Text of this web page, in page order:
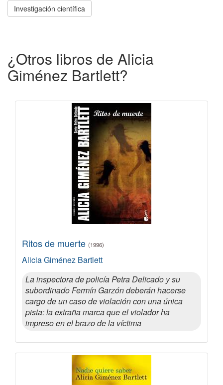
Investigación científica
¿Otros libros de Alicia
Giménez Bartlett?
Ritos de muerte (1996)
Alicia Giménez Bartlett
La inspectora de policía Petra Delicado y su
subordinado Fermín Garzón deberán hacerse
cargo de un caso de violación con una única
pista: la extraña marca que el violador ha
impreso en el brazo de la víctima